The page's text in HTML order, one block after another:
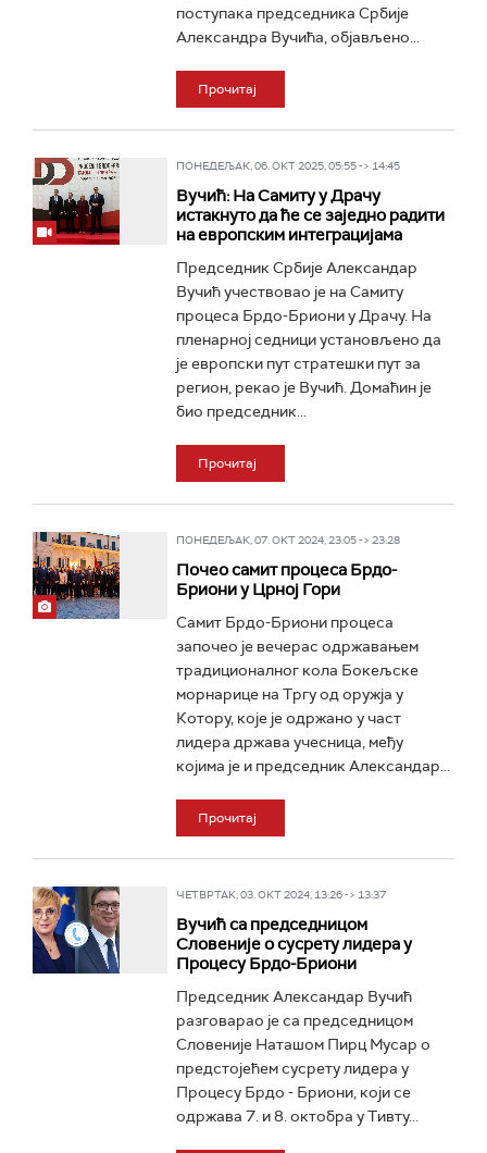
поступака председника Србије
Александра Вучића, објављено...
Прочитај
ПОНЕДЕЉАК, 06. ОКТ 2025, 05:55 -> 14:45
Вучић: На Самиту у Драчу
истакнуто да ће се заједно радити
на европским интеграцијама
Председник Србије Александар
Вучић учествовао је на Самиту
процеса Брдо-Бриони у Драчу. На
пленарној седници установљено да
је европски пут стратешки пут за
регион, рекао је Вучић. Домаћин је
био председник...
Прочитај
ПОНЕДЕЉАК, 07. ОКТ 2024, 23:05 -> 23:28
Почео самит процеса Брдо-
Бриони у Црној Гори
Самит Брдо-Бриони процеса
започео је вечерас одржавањем
традиционалног кола Бокељске
морнарице на Тргу од оружја у
Котору, које је одржано у част
лидера држава учесница, међу
којима је и председник Александар...
Прочитај
ЧЕТВРТАК, 03. ОКТ 2024, 13:26 -> 13:37
Вучић са председницом
Словеније о сусрету лидера у
Процесу Брдо-Бриони
Председник Александар Вучић
разговарао је са председницом
Словеније Наташом Пирц Мусар о
предстојећем сусрету лидера у
Процесу Брдо - Бриони, који се
одржава 7. и 8. октобра у Тивту...